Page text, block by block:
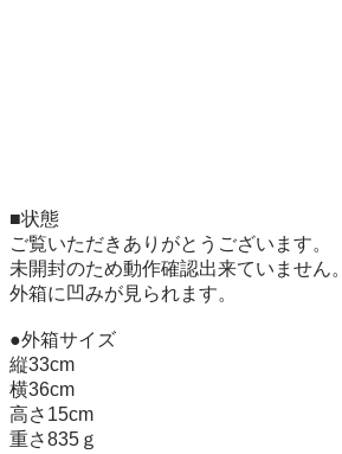
■状態
ご覧いただきありがとうございます。
未開封のため動作確認出来ていません。
外箱に凹みが見られます。
●外箱サイズ
縦33cm
横36cm
高さ15cm
重さ835ｇ